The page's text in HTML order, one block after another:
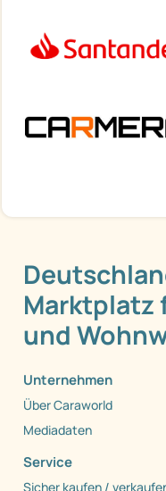
Marktplatz
und
Unternehmen
Über Caraworld
Mediadaten
Service
Sicher kaufen /